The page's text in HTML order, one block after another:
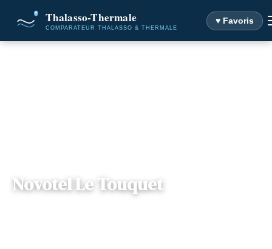
♥ Favoris
Novotel Le Touquet